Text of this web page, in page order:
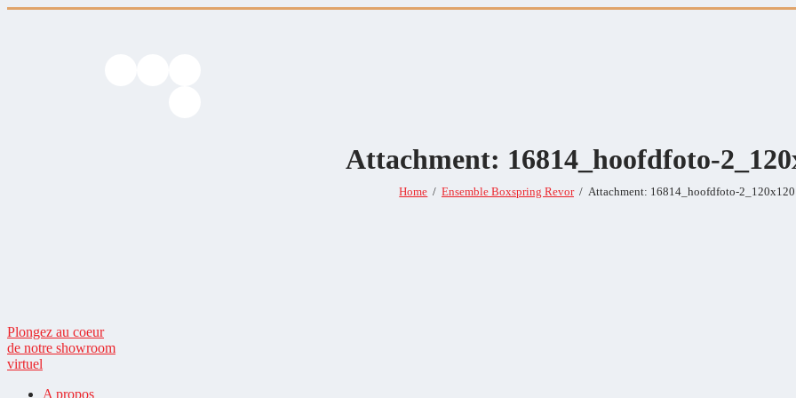
Attachment: 16814_hoofdfoto-
Home Ensemble Boxspring Revor Attachment: 16814_hoofdfoto-2_120x120
Plongez au coeur
de notre showroom
virtuel
A propos